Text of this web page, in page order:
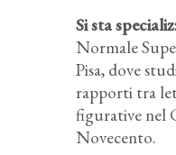
Si sta
Normale
Pisa, dove
rapporti tra
figurative nel
Novecento.